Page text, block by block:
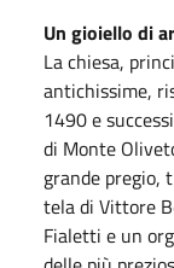
Un gioiello di
La chiesa,
antichissime,
1490 e
di Monte
grande pregio,
tela di Vittore
Fialetti e un